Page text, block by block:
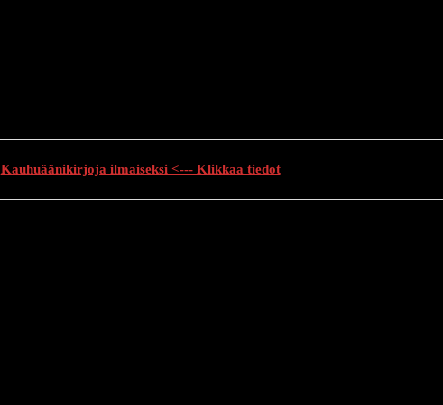
Kauhuäänikirjoja ilmaiseksi <--- Klikkaa tiedot